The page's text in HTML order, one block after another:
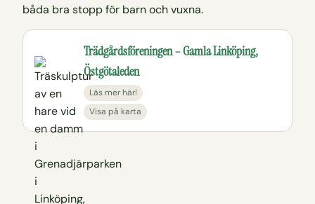
båda bra stopp för barn och vuxna.
Trädgårdsföreningen – Gamla Linköping,
Östgötaleden
Läs mer här!
Visa på karta